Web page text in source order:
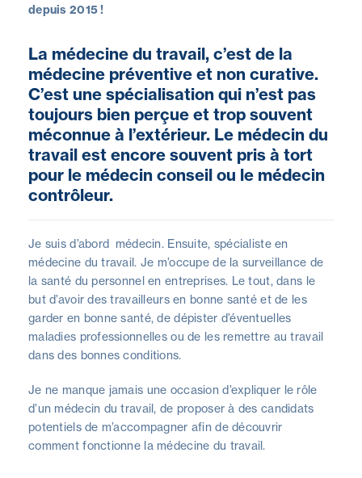
depuis 2015 !
La médecine du travail, c’est de la
médecine préventive et non curative.
C’est une spécialisation qui n’est pas
toujours bien perçue et trop souvent
méconnue à l’extérieur. Le médecin du
travail est encore souvent pris à tort
pour le médecin conseil ou le médecin
contrôleur.
Je suis d’abord médecin. Ensuite, spécialiste en
médecine du travail. Je m’occupe de la surveillance de
la santé du personnel en entreprises. Le tout, dans le
but d’avoir des travailleurs en bonne santé et de les
garder en bonne santé, de dépister d’éventuelles
maladies professionnelles ou de les remettre au travail
dans des bonnes conditions.
Je ne manque jamais une occasion d’expliquer le rôle
d’un médecin du travail, de proposer à des candidats
potentiels de m’accompagner afin de découvrir
comment fonctionne la médecine du travail.